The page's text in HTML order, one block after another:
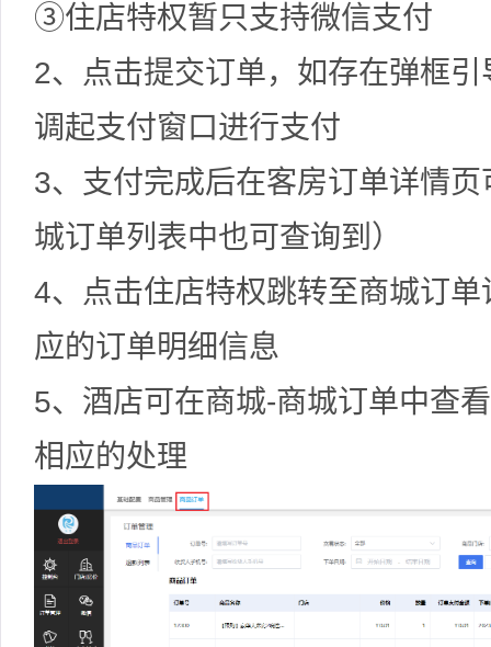
③住店特权暂只支持微信支付
2、点击提交订单，如存在弹框
调起支付窗口进行支付
3、支付完成后在客房订单详情
城订单列表中也可查询到）
4、点击住店特权跳转至商城订
应的订单明细信息
5、酒店可在商城-商城订单中查
相应的处理